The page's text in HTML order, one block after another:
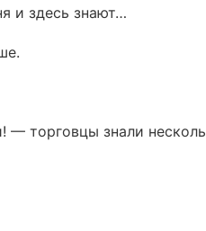
и здесь знают…
— торговцы знали